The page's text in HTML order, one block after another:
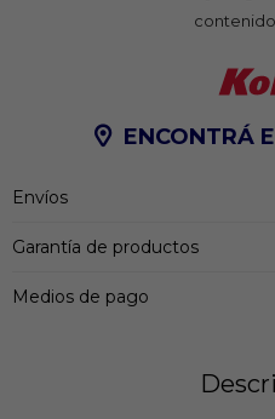
ENCONTRÁ
Envíos
Garantía de productos
Medios de pago